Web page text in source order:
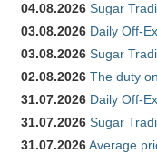
04.08.2026 Sugar
03.08.2026 Daily Off-
03.08.2026 Sugar
02.08.2026 The duty
31.07.2026 Daily Off-
31.07.2026 Sugar
31.07.2026Average